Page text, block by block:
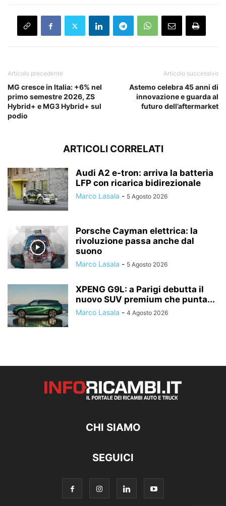
Articolo precedente
MG cresce in Italia: +6% nel
primo semestre 2026, ZS
Hybrid+ e MG3 Hybrid+ sul
podio
Articolo successivo
Astemo celebra 45 anni di
innovazione e guarda al
futuro dell’aftermarket
ARTICOLI CORRELATI
Audi A2 e-tron: arriva la batteria
LFP con ricarica bidirezionale
Marco Lasala - 5 Agosto 2026
Porsche Cayman elettrica: la
rivoluzione passa anche dal
suono
Marco Lasala - 5 Agosto 2026
XPENG G9L: a Parigi debutta il
nuovo SUV premium che punta...
Marco Lasala - 4 Agosto 2026
CHI SIAMO
SEGUICI